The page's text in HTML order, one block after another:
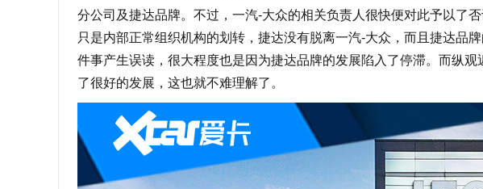
分公司及捷达品牌。不过，一汽-大众的相关负责人很快便对此予以了
只是内部正常组织机构的划转，捷达没有脱离一汽-大众，而且捷达品
件事产生误读，很大程度也是因为捷达品牌的发展陷入了停滞。而纵
了很好的发展，这也就不难理解了。